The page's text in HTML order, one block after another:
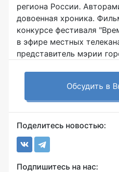
региона России.
довоенная хроника.
конкурсе фестиваля
в эфире местных
представитель мэрии
Обсудить в
Поделитесь новостью:
Подпишитесь на нас: